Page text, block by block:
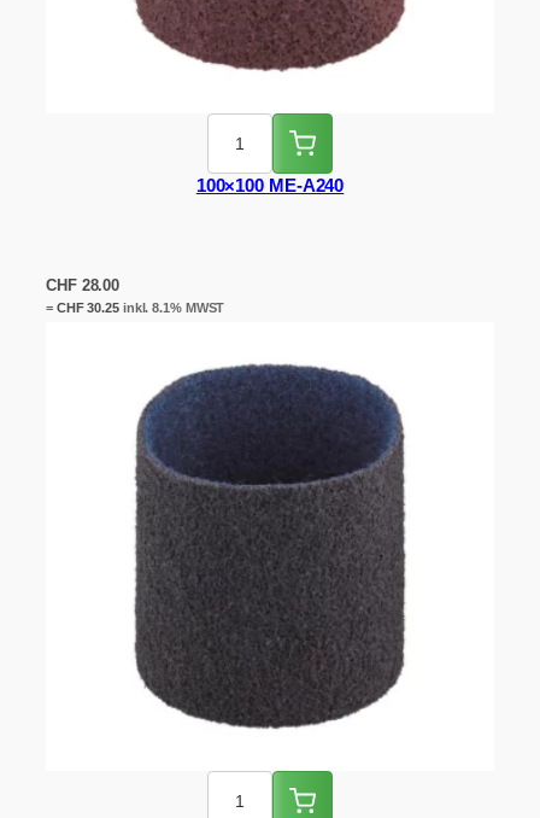
100×100 ME-A240
CHF28.00
= CHF30.25inkl. 8.1% MWST